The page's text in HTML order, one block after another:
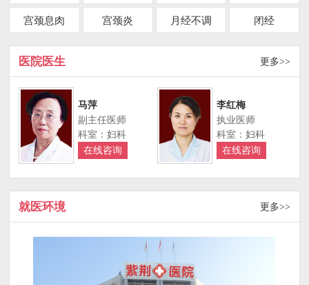
宫颈息肉 宫颈炎 月经不调 闭经
医院医生 更多>>
马萍
副主任医师
科室：妇科
在线咨询
李红梅
执业医师
科室：妇科
在线咨询
就医环境 更多>>